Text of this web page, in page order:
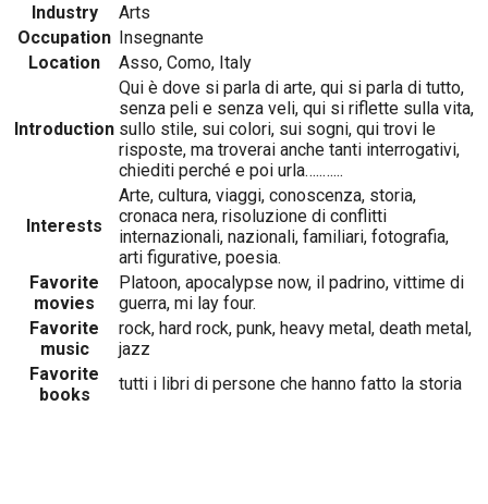
Industry
Arts
Occupation Insegnante
Location
Asso, Como, Italy
Introduction
Qui è dove si parla di arte, qui si parla di tutto,
senza peli e senza veli, qui si riflette sulla vita,
sullo stile, sui colori, sui sogni, qui trovi le
risposte, ma troverai anche tanti interrogativi,
chiediti perché e poi urla…..…...
Interests
Arte, cultura, viaggi, conoscenza, storia,
cronaca nera, risoluzione di conflitti
internazionali, nazionali, familiari, fotografia,
arti figurative, poesia.
Favorite
movies
Platoon, apocalypse now, il padrino, vittime di
guerra, mi lay four.
Favorite
music
rock, hard rock, punk, heavy metal, death metal,
jazz
Favorite
books
tutti i libri di persone che hanno fatto la storia